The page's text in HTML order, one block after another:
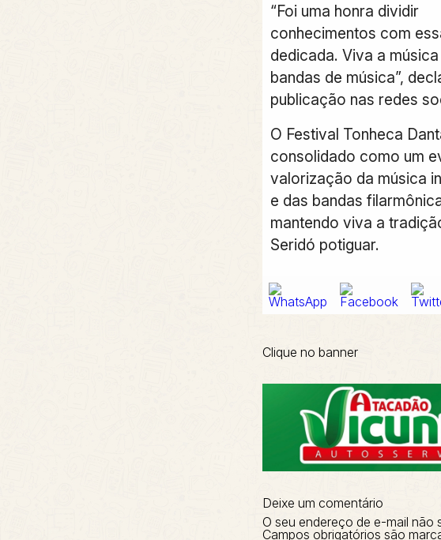
“Foi uma honra dividir
conhecimentos com
dedicada. Viva a
bandas de música”,
publicação nas redes
O Festival Tonheca
consolidado como um
valorização da música
e das bandas
mantendo viva a
Seridó potiguar.
Clique no banner
Deixe um comentário
O seu endereço de e-mail não
Campos obrigatórios são